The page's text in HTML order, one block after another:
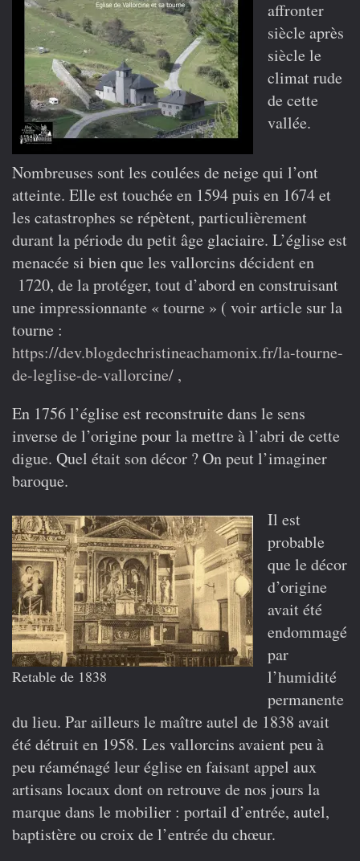
affronter
siècle après
siècle le
climat rude
de cette
vallée.
Nombreuses sont les coulées de neige qui l’ont
atteinte. Elle est touchée en 1594 puis en 1674 et
les catastrophes se répètent, particulièrement
durant la période du petit âge glaciaire. L’église est
menacée si bien que les vallorcins décident en
1720, de la protéger, tout d’abord en construisant
une impressionnante « tourne » ( voir article sur la
tourne :
https://dev.blogdechristineachamonix.fr/la-tourne-
de-leglise-de-vallorcine/ ,
En 1756 l’église est reconstruite dans le sens
inverse de l’origine pour la mettre à l’abri de cette
digue. Quel était son décor ? On peut l’imaginer
baroque.
Retable de 1838
Il est
probable
que le décor
d’origine
avait été
endommagé
par
l’humidité
permanente
du lieu. Par ailleurs le maître autel de 1838 avait
été détruit en 1958. Les vallorcins avaient peu à
peu réaménagé leur église en faisant appel aux
artisans locaux dont on retrouve de nos jours la
marque dans le mobilier : portail d’entrée, autel,
baptistère ou croix de l’entrée du chœur.